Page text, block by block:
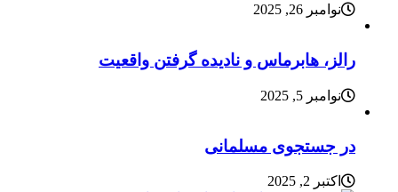
نوامبر 26, 2025
رالز، هابرماس و نادیده گرفتن واقعیت
نوامبر 5, 2025
در جستجوی مسلمانی
اکتبر 2, 2025